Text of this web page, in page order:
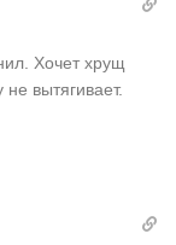
Хочет хрущ
вытягивает.